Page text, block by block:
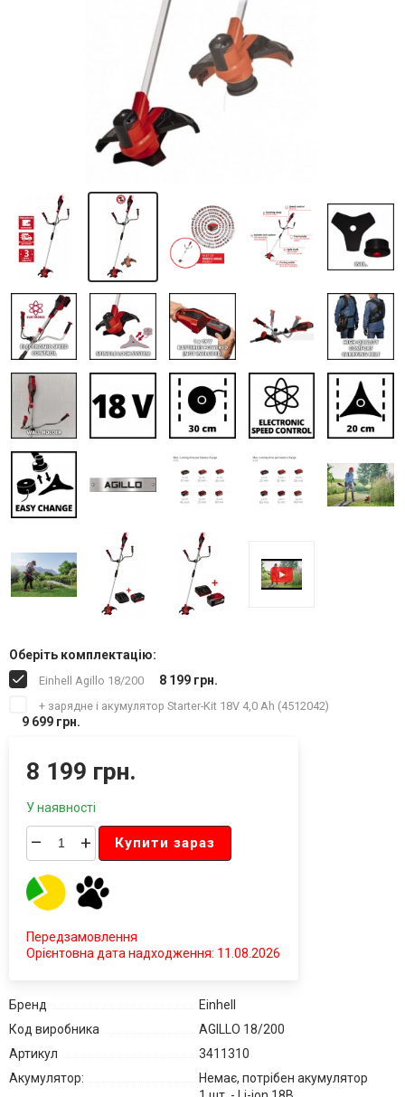
Оберіть комплектацію:
Einhell Agillo 18/200 8 199 грн.
+ зарядне і акумулятор Starter-Kit 18V 4,0 Аh (4512042)
9 699 грн.
8 199 грн.
У наявності
– + Купити зараз
Передзамовлення
Орієнтовна дата надходження: 11.08.2026
Бренд
Einhell
Код виробника
AGILLO 18/200
Артикул
3411310
Акумулятор:
Немає, потрібен акумулятор